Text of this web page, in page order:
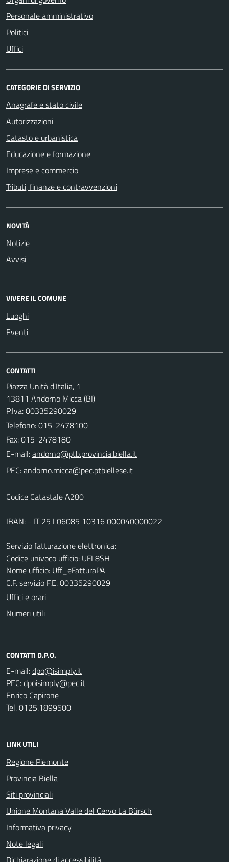
Personale amministrativo
Politici
Uffici
CATEGORIE DI SERVIZIO
Anagrafe e stato civile
Autorizzazioni
Catasto e urbanistica
Educazione e formazione
Imprese e commercio
Tributi, finanze e contravvenzioni
NOVITÀ
Notizie
Avvisi
VIVERE IL COMUNE
Luoghi
Eventi
CONTATTI
Piazza Unità d'Italia, 1
13811 Andorno Micca (BI)
P.Iva: 00335290029
Telefono:015-2478100
Fax: 015-2478180
E-mail:
PEC:
Codice Catastale A280
IBAN: - IT 25 I 06085 10316 000040000022
Servizio fatturazione elettronica:
Codice univoco ufficio: UFL8SH
Nome ufficio: Uff_eFatturaPA
C.F. servizio F.E. 00335290029
Uffici e orari
Numeri utili
CONTATTI D.P.O.
E-mail:
PEC:
Enrico Capirone
Tel. 0125.1899500
LINK UTILI
Regione Piemonte
Provincia Biella
Siti provinciali
Unione Montana Valle del Cervo La Bürsch
Informativa privacy
Note legali